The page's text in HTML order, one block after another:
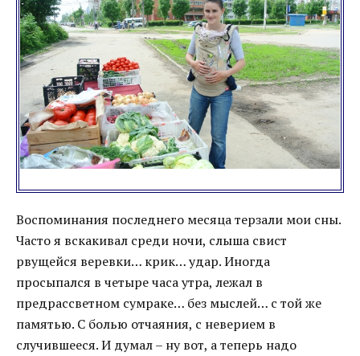
Воспоминания последнего месяца терзали мои сны.
Часто я вскакивал среди ночи, слыша свист
рвущейся веревки… крик… удар. Иногда
просыпался в четыре часа утра, лежал в
предрассветном сумраке… без мыслей… с той же
памятью. С болью отчаяния, с неверием в
случившееся. И думал – ну вот, а теперь надо